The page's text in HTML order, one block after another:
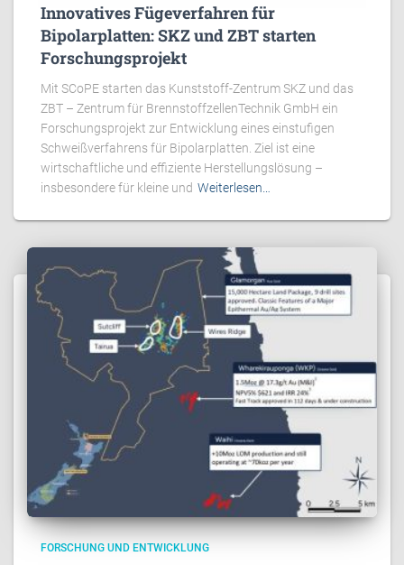
Innovatives Fügeverfahren für
Bipolarplatten: SKZ und ZBT starten
Forschungsprojekt
Mit SCoPE starten das Kunststoff-Zentrum SKZ und das
ZBT – Zentrum für BrennstoffzellenTechnik GmbH ein
Forschungsprojekt zur Entwicklung eines einstufigen
Schweißverfahrens für Bipolarplatten. Ziel ist eine
wirtschaftliche und effiziente Herstellungslösung –
insbesondere für kleine und Weiterlesen…
FORSCHUNG UND ENTWICKLUNG